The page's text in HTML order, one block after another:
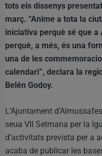
tots els dissenys
març. “Anime a tota la
iniciativa perquè sé que
perquè, a més, és una
una de les
calendari”, declara la
Belén Godoy.
L’Ajuntament
seua VII Setmana per la
d’activitats prevista per a
acaba de publicar les